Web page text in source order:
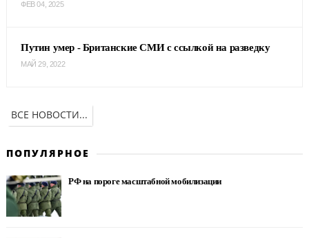
ФЕВ 04, 2025
Путин умер - Британские СМИ с ссылкой на разведку
МАЙ 29, 2022
ВСЕ НОВОСТИ...
ПОПУЛЯРНОЕ
РФ на пороге масштабной мобилизации